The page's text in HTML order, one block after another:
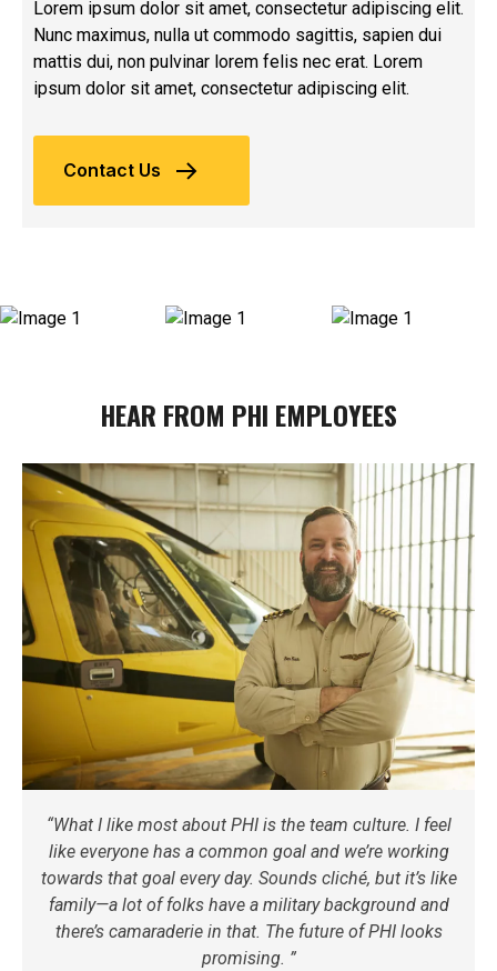
Lorem ipsum dolor sit amet, consectetur adipiscing elit.
Nunc maximus, nulla ut commodo sagittis, sapien dui
mattis dui, non pulvinar lorem felis nec erat. Lorem
ipsum dolor sit amet, consectetur adipiscing elit.
Contact Us
HEAR FROM PHI EMPLOYEES
“What I like most about PHI is the team culture. I feel
like everyone has a common goal and we’re working
towards that goal every day. Sounds cliché, but it’s like
family—a lot of folks have a military background and
there’s camaraderie in that. The future of PHI looks
promising. ”